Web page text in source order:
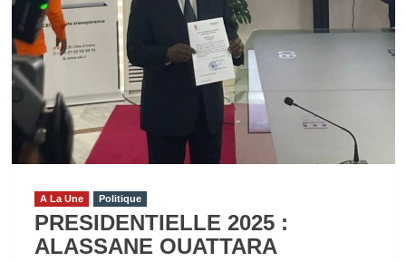
CONSTRUCTION
ANARCHIQUE
DES
LOGEMENTS:
LE
MINISTERE
DE
CONSTRUCTION
APPELLE
A
A La Une Politique
PRESIDENTIELLE 2025 :
ALASSANE OUATTARA